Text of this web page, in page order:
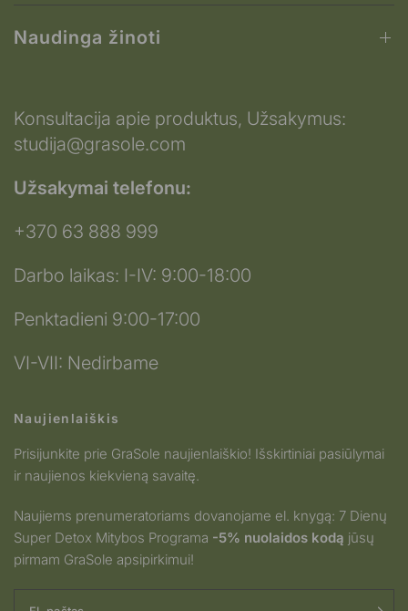
Naudinga žinoti
Konsultacija apie produktus, Užsakymus:
studija@grasole.com
Užsakymai telefonu:
+370 63 888 999
Darbo laikas: I-IV: 9:00-18:00
Penktadieni 9:00-17:00
VI-VII: Nedirbame
Naujienlaiškis
Prisijunkite prie GraSole naujienlaiškio! Išskirtiniai pasiūlymai
ir naujienos kiekvieną savaitę.
Naujiems prenumeratoriams dovanojame el. knygą: 7 Dienų
Super Detox Mitybos Programa -5% nuolaidos kodą jūsų
pirmam GraSole apsipirkimui!